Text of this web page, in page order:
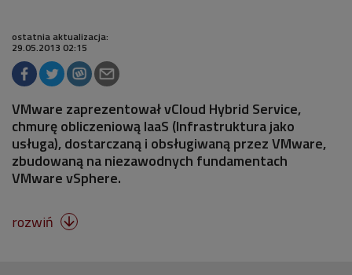
ostatnia aktualizacja:
29.05.2013 02:15
VMware zaprezentował vCloud Hybrid Service,
chmurę obliczeniową IaaS (Infrastruktura jako
usługa), dostarczaną i obsługiwaną przez VMware,
zbudowaną na niezawodnych fundamentach
VMware vSphere.
rozwiń 